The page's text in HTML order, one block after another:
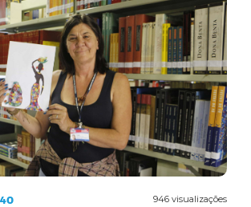
946 visualizações